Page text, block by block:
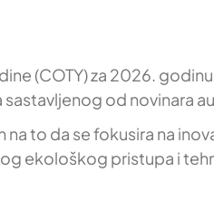
(COTY) za 2026.
od novinara
to da se fokusira na
ekološkog pristupa i